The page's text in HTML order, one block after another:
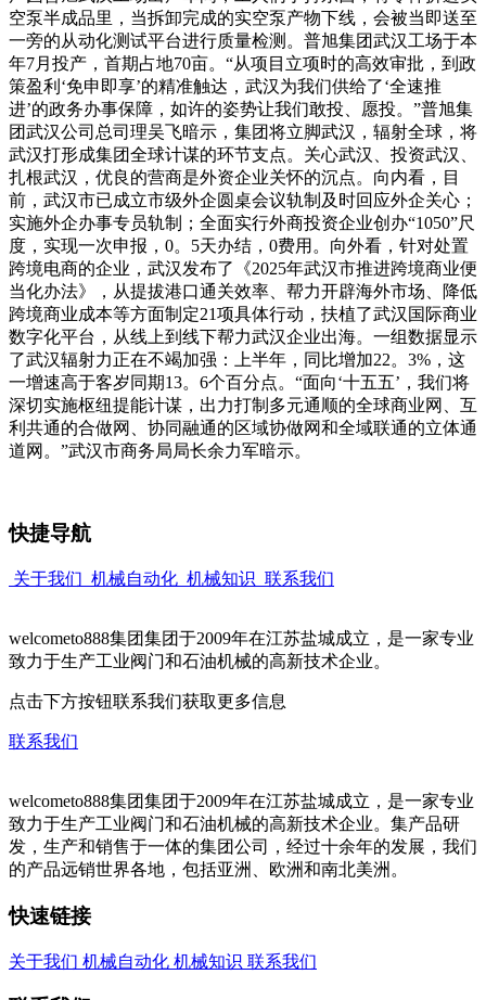
空泵半成品里，当拆卸完成的实空泵产物下线，会被当即送至
一旁的从动化测试平台进行质量检测。普旭集团武汉工场于本
年7月投产，首期占地70亩。“从项目立项时的高效审批，到政
策盈利‘免申即享’的精准触达，武汉为我们供给了‘全速推
进’的政务办事保障，如许的姿势让我们敢投、愿投。”普旭集
团武汉公司总司理吴飞暗示，集团将立脚武汉，辐射全球，将
武汉打形成集团全球计谋的环节支点。关心武汉、投资武汉、
扎根武汉，优良的营商是外资企业关怀的沉点。向内看，目
前，武汉市已成立市级外企圆桌会议轨制及时回应外企关心；
实施外企办事专员轨制；全面实行外商投资企业创办“1050”尺
度，实现一次申报，0。5天办结，0费用。向外看，针对处置
跨境电商的企业，武汉发布了《2025年武汉市推进跨境商业便
当化办法》，从提拔港口通关效率、帮力开辟海外市场、降低
跨境商业成本等方面制定21项具体行动，扶植了武汉国际商业
数字化平台，从线上到线下帮力武汉企业出海。一组数据显示
了武汉辐射力正在不竭加强：上半年，同比增加22。3%，这
一增速高于客岁同期13。6个百分点。“面向‘十五五’，我们将
深切实施枢纽提能计谋，出力打制多元通顺的全球商业网、互
利共通的合做网、协同融通的区域协做网和全域联通的立体通
道网。”武汉市商务局局长余力军暗示。
快捷导航
关于我们 机械自动化 机械知识 联系我们
welcometo888集团集团于2009年在江苏盐城成立，是一家专业
致力于生产工业阀门和石油机械的高新技术企业。
点击下方按钮联系我们获取更多信息
联系我们
welcometo888集团集团于2009年在江苏盐城成立，是一家专业
致力于生产工业阀门和石油机械的高新技术企业。集产品研
发，生产和销售于一体的集团公司，经过十余年的发展，我们
的产品远销世界各地，包括亚洲、欧洲和南北美洲。
快速链接
关于我们 机械自动化 机械知识 联系我们